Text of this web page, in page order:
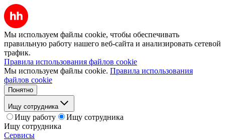
Мы используем файлы cookie, чтобы обеспечивать
правильную работу нашего веб-сайта и анализировать сетевой
трафик.
Правила использования файлов cookie
Мы используем файлы cookie. Правила использования
файлов cookie
Понятно
Ищу сотрудника
Ищу работу
Ищу сотрудника
Ищу сотрудника
Сервисы